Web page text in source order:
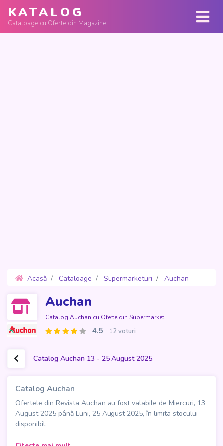
KATALOG
Cataloage cu Oferte din Magazine
Acasă Cataloage Supermarketuri
Auchan
Auchan
Catalog Auchan cu Oferte din Supermarket
4.5 12 voturi
Catalog Auchan 13 - 25 August 2025
Catalog Auchan
Ofertele din Revista Auchan au fost valabile de Miercuri, 13
August 2025 până Luni, 25 August 2025, în limita stocului
disponibil.
Catalogul Auchan din 13 august 2025 vine cu nu mai puțin